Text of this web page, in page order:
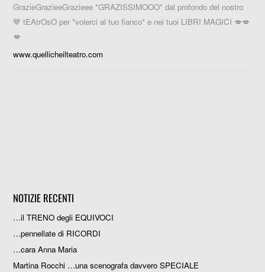
GrazieGrazieeGrazieee *GRAZISSIMOOO* dal profondo del nostro
💙 tEAtrOsO per *volerci al tuo fianco* e nei tuoi LIBRI MAGICI 💋💋
💋
www.quellicheilteatro.com
NOTIZIE RECENTI
…il TRENO degli EQUIVOCI
…pennellate di RICORDI
…cara Anna Maria
Martina Rocchi …una scenografa davvero SPECIALE